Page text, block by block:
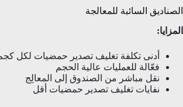
الصناديق السائبة للمعالجة
المزايا:
أدنى تكلفة تغليف تصدير حمضيات لكل
فعّالة للعمليات عالية الحجم
نقل مباشر من الصندوق إلى المعالِج
نفايات تغليف تصدير حمضيات أقل